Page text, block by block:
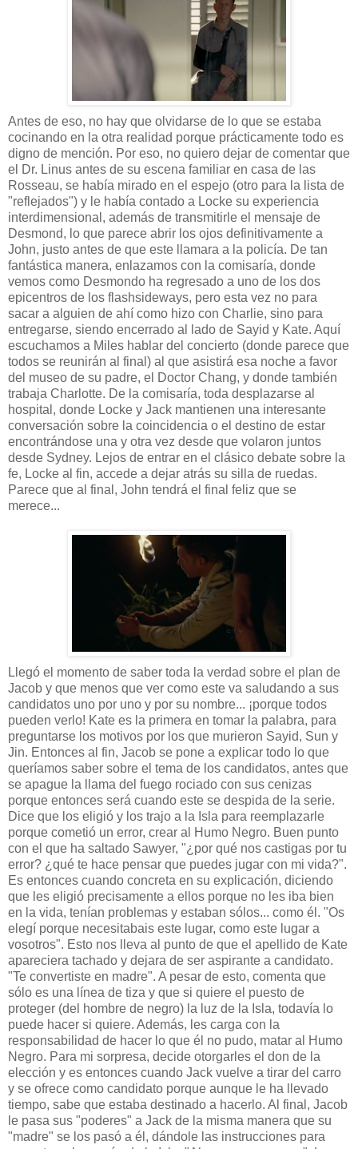
Antes de eso, no hay que olvidarse de lo que se estaba
cocinando en la otra realidad porque prácticamente todo es
digno de mención. Por eso, no quiero dejar de comentar que
el Dr. Linus antes de su escena familiar en casa de las
Rosseau, se había mirado en el espejo (otro para la lista de
"reflejados") y le había contado a Locke su experiencia
interdimensional, además de transmitirle el mensaje de
Desmond, lo que parece abrir los ojos definitivamente a
John, justo antes de que este llamara a la policía. De tan
fantástica manera, enlazamos con la comisaría, donde
vemos como Desmondo ha regresado a uno de los dos
epicentros de los flashsideways, pero esta vez no para
sacar a alguien de ahí como hizo con Charlie, sino para
entregarse, siendo encerrado al lado de Sayid y Kate. Aquí
escuchamos a Miles hablar del concierto (donde parece que
todos se reunirán al final) al que asistirá esa noche a favor
del museo de su padre, el Doctor Chang, y donde también
trabaja Charlotte. De la comisaría, toda desplazarse al
hospital, donde Locke y Jack mantienen una interesante
conversación sobre la coincidencia o el destino de estar
encontrándose una y otra vez desde que volaron juntos
desde Sydney. Lejos de entrar en el clásico debate sobre la
fe, Locke al fin, accede a dejar atrás su silla de ruedas.
Parece que al final, John tendrá el final feliz que se
merece...
Llegó el momento de saber toda la verdad sobre el plan de
Jacob y que menos que ver como este va saludando a sus
candidatos uno por uno y por su nombre... ¡porque todos
pueden verlo! Kate es la primera en tomar la palabra, para
preguntarse los motivos por los que murieron Sayid, Sun y
Jin. Entonces al fin, Jacob se pone a explicar todo lo que
queríamos saber sobre el tema de los candidatos, antes que
se apague la llama del fuego rociado con sus cenizas
porque entonces será cuando este se despida de la serie.
Dice que los eligió y los trajo a la Isla para reemplazarle
porque cometió un error, crear al Humo Negro. Buen punto
con el que ha saltado Sawyer, "¿por qué nos castigas por tu
error? ¿qué te hace pensar que puedes jugar con mi vida?".
Es entonces cuando concreta en su explicación, diciendo
que les eligió precisamente a ellos porque no les iba bien
en la vida, tenían problemas y estaban sólos... como él. "Os
elegí porque necesitabais este lugar, como este lugar a
vosotros". Esto nos lleva al punto de que el apellido de Kate
apareciera tachado y dejara de ser aspirante a candidato.
"Te convertiste en madre". A pesar de esto, comenta que
sólo es una línea de tiza y que si quiere el puesto de
proteger (del hombre de negro) la luz de la Isla, todavía lo
puede hacer si quiere. Además, les carga con la
responsabilidad de hacer lo que él no pudo, matar al Humo
Negro. Para mi sorpresa, decide otorgarles el don de la
elección y es entonces cuando Jack vuelve a tirar del carro
y se ofrece como candidato porque aunque le ha llevado
tiempo, sabe que estaba destinado a hacerlo. Al final, Jacob
le pasa sus "poderes" a Jack de la misma manera que su
"madre" se los pasó a él, dándole las instrucciones para